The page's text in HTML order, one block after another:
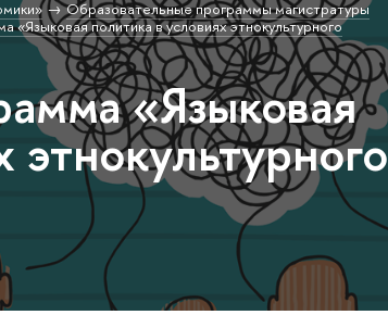
Образовательные программы магистратуры
«Языковая политика в условиях этнокультурного
«Языковая
этнокультурного